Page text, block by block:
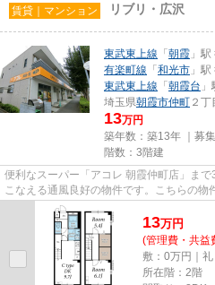
賃貸｜マンション リブリ・広沢
東武東上線 「 朝霞 」
有楽町線 「 和光市 」
東武東上線 「 朝霞台
埼玉県朝霞市仲町 ２丁
13万円
築年数：築13年 ｜募集
階数：3階建
便利なスーパー「アコレ 朝霞仲町店」ま
こなえる通風良好の物件です。こちらの物
評をいただいている、清潔感の...
13万円
(管理費・共益
敷：0万円｜礼
所在階：2階